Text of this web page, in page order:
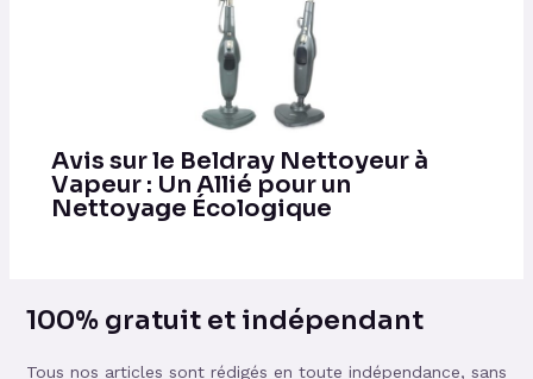
Avis sur le Beldray Nettoyeur à
Vapeur : Un Allié pour un
Nettoyage Écologique
100% gratuit et indépendant
Tous nos articles sont rédigés en toute indépendance, sans